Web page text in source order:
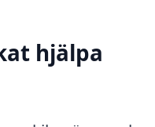
hjälpa